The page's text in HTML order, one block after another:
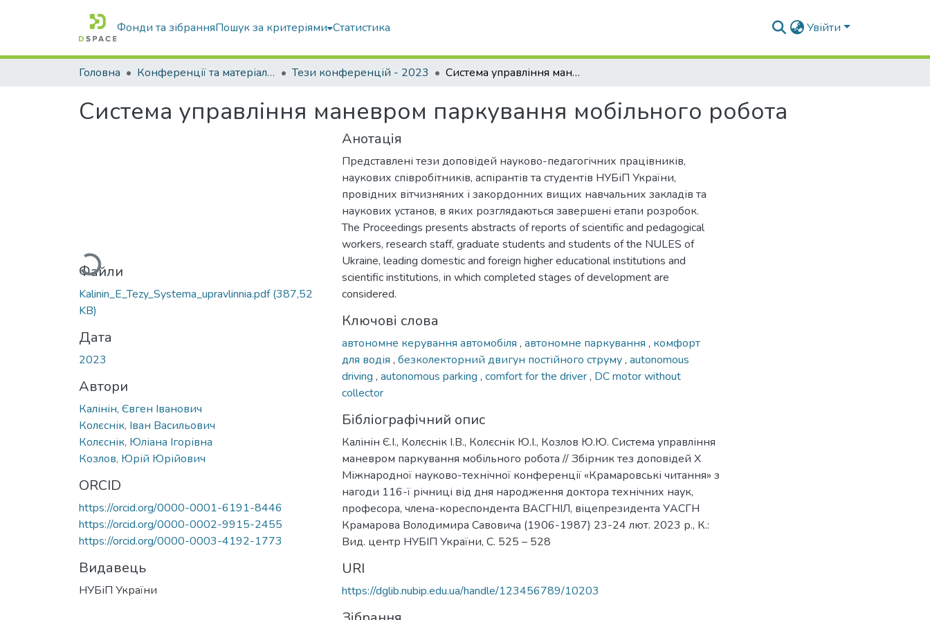
Фонди та зібранняПошук за критеріями Статистика Увійти
Головна Конференції та матеріали конференцій Тези конференцій - 2023 Система управління маневром паркування мобільного робота
Система управління маневром паркування мобільного робота
Вантажиться...
Файли
Kalinin_E_Tezy_Systema_upravlinnia.pdf(387,52
KB)
Дата
2023
Автори
Калінін, Євген Іванович
Колєснік, Іван Васильович
Колєснік, Юліана Ігорівна
Козлов, Юрій Юрійович
ORCID
https://orcid.org/0000-0001-6191-8446
https://orcid.org/0000-0002-9915-2455
https://orcid.org/0000-0003-4192-1773
Видавець
НУБіП України
Анотація
Представлені тези доповідей науково-педагогічних працівників,
наукових співробітників, аспірантів та студентів НУБіП України,
провідних вітчизняних і закордонних вищих навчальних закладів та
наукових установ, в яких розглядаються завершені етапи розробок.
The Proceedings presents abstracts of reports of scientific and pedagogical
workers, research staff, graduate students and students of the NULES of
Ukraine, leading domestic and foreign higher educational institutions and
scientific institutions, in which completed stages of development are
considered.
Ключові слова
автономне керування автомобіля , автономне паркування , комфорт
для водія , безколекторний двигун постійного струму, autonomous
driving , autonomous parking , comfort for the driver, DC motor without
collector
Бібліографічний опис
Калінін Є.І., Колєснік І.В., Колєснік Ю.І., Козлов Ю.Ю. Система управління
маневром паркування мобільного робота // Збірник тез доповідей Х
Міжнародної науково-технічної конференції «Крамаровські читання» з
нагоди 116-ї річниці від дня народження доктора технічних наук,
професора, члена-кореспондента ВАСГНІЛ, віцепрезидента УАСГН
Крамарова Володимира Савовича (1906-1987) 23-24 лют. 2023 р., К.:
Вид. центр НУБІП України, С. 525 – 528
URI
https://dglib.nubip.edu.ua/handle/123456789/10203